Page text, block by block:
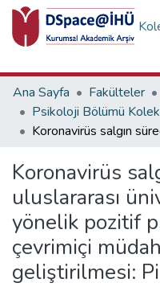
Ana Sayfa
Fakülteler
Koronavirüs
uluslararası
yönelik pozitif
çevrimiçi
geliştirilmesi: